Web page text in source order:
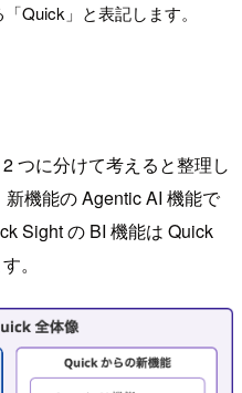
Quick」と表記します。
つに分けて考えると整理し
機能の Agentic AI 機能で
Sight の BI 機能は Quick
。